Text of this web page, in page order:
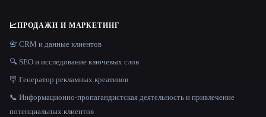
📈ПРОДАЖИ И МАРКЕТИНГ
📇 CRM и данные клиентов
🔍 SEO и исследование ключевых слов
🪧 Генератор рекламных креативов
📞 Информационно-пропагандистская деятельность и привлечение
потенциальных клиентов